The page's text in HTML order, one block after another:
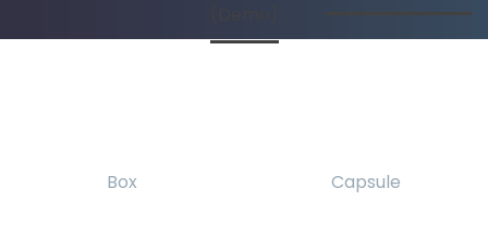
Box Capsule